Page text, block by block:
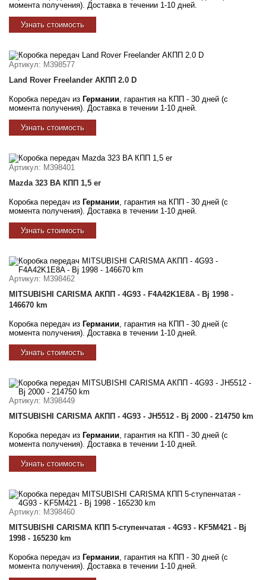
момента получения). Доставка в течении 1-10 дней.
Узнать стоимость
Артикул: M398577
Land Rover Freelander АКПП 2.0 D
Коробка передач из Германии , гарантия на КПП - 30 дней (с
момента получения). Доставка в течении 1-10 дней.
Узнать стоимость
Артикул: M398401
Mazda 323 BA КПП 1,5 er
Коробка передач из Германии , гарантия на КПП - 30 дней (с
момента получения). Доставка в течении 1-10 дней.
Узнать стоимость
Артикул: M398462
MITSUBISHI CARISMA АКПП - 4G93 - F4A42K1E8A - Bj 1998 -
146670 km
Коробка передач из Германии , гарантия на КПП - 30 дней (с
момента получения). Доставка в течении 1-10 дней.
Узнать стоимость
Артикул: M398449
MITSUBISHI CARISMA АКПП - 4G93 - JH5512 - Bj 2000 - 214750 km
Коробка передач из Германии , гарантия на КПП - 30 дней (с
момента получения). Доставка в течении 1-10 дней.
Узнать стоимость
Артикул: M398460
MITSUBISHI CARISMA КПП 5-ступенчатая - 4G93 - KF5M421 - Bj
1998 - 165230 km
Коробка передач из Германии , гарантия на КПП - 30 дней (с
момента получения). Доставка в течении 1-10 дней.